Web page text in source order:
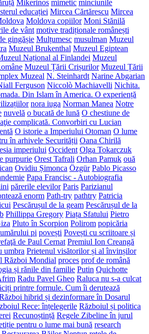
Mikerinos mimetic minciunile
educației Mircea Cărtărescu Mircea
Moldova copiilor Moni Stănilă
de vânt motive tradiționale românești
gingășie Mulțumesc musulman Muzeul
Muzeul Brukenthal Muzeul Egiptean
Național al Finlandei Muzeul
Muzeul Țării Crișurilor Muzeul Țării
Muzeal N. Steinhardt Narine Abgarian
Ferguson Niccolò Machiavelli Nichita.
Din Islam în America. O experiență
nora iuga Norman Manea Notre
nuvelă o bucată de lună O chestiune de
complicată. Convorbiri cu Lucian
O istorie a Imperiului Otoman O lume
în arhivele Securității Oana Chirilă
imperiului Occident Olga Tokarczuk
purpurie Orest Tafrali Orhan Pamuk ouă
Ovidiu Șimonca Özgür Pablo Picasso
Papa Francisc - Autobiografia
părerile elevilor Paris Parizianul
enorm Path-try pathtry Patricia
Pescărușul de la geam Pescărușul de la
Phillippa Gregory Piața Sfatului Pietro
Pluto în Scorpion Polirom popicăria
pi povești Povești cu scriitoare și
de Paul Cernat Premiul Ion Creangă
umbra Prietenul visătorilor și al învinșilor
Război Mondial proces prof de română
și rănile din familie Putin Quichotte
Radu Pavel Gheo Raluca nu s-a culcat
printre formule. Cum îi derutează
hibrid și dezinformare în Dosarul
Rece: înțelegerile Războiul și politica
Recunoștință Regele Zibeline în jurul
pentru o lume mai bună research